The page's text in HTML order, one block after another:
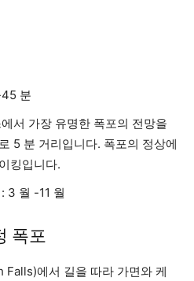
분
서 가장 유명한 폭포의 전망을
5 분 거리입니다. 폭포의 정상에
킹입니다.
3 월 -11 월
폭포
에서 길을 따라 가면와 케